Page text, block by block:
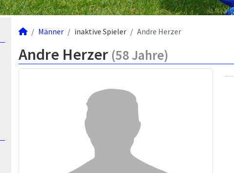
Männer inaktive Spieler Andre Herzer
Andre Herzer (58 Jahre)